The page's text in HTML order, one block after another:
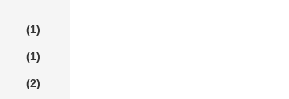
(1)
(1)
(2)